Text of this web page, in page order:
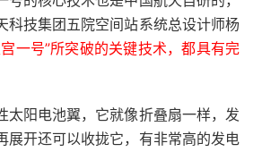
科技集团五院空间站系统总设计师杨
一号”所突破的关键技术，都具有完
太阳电池翼，它就像折叠扇一样，发
展开还可以收拢它，有非常高的发电